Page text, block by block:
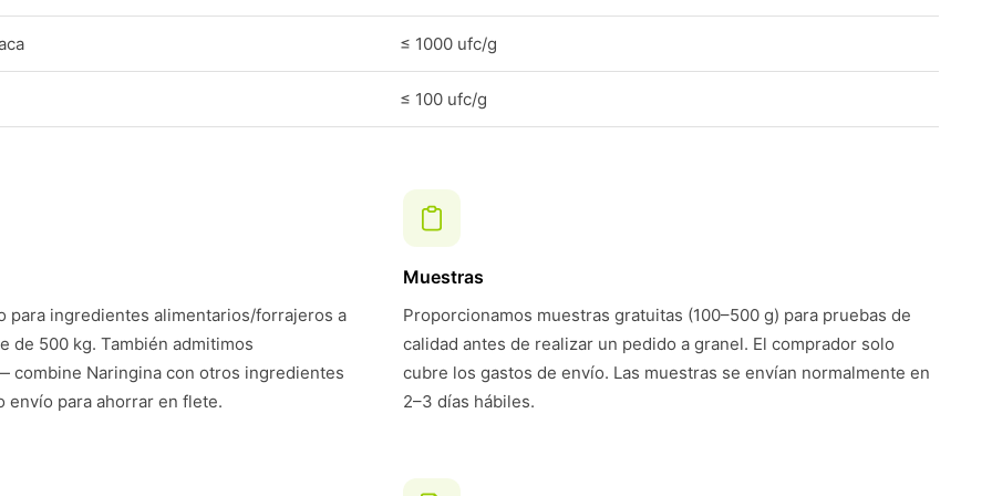
≤ 1000 ufc/g
≤ 100 ufc/g
para ingredientes alimentarios/forrajeros a
de 500 kg. También admitimos
combine Naringina con otros ingredientes
envío para ahorrar en flete.
Muestras
Proporcionamos muestras gratuitas (100–500 g) para pruebas de
calidad antes de realizar un pedido a granel. El comprador solo
cubre los gastos de envío. Las muestras se envían normalmente en
2–3 días hábiles.